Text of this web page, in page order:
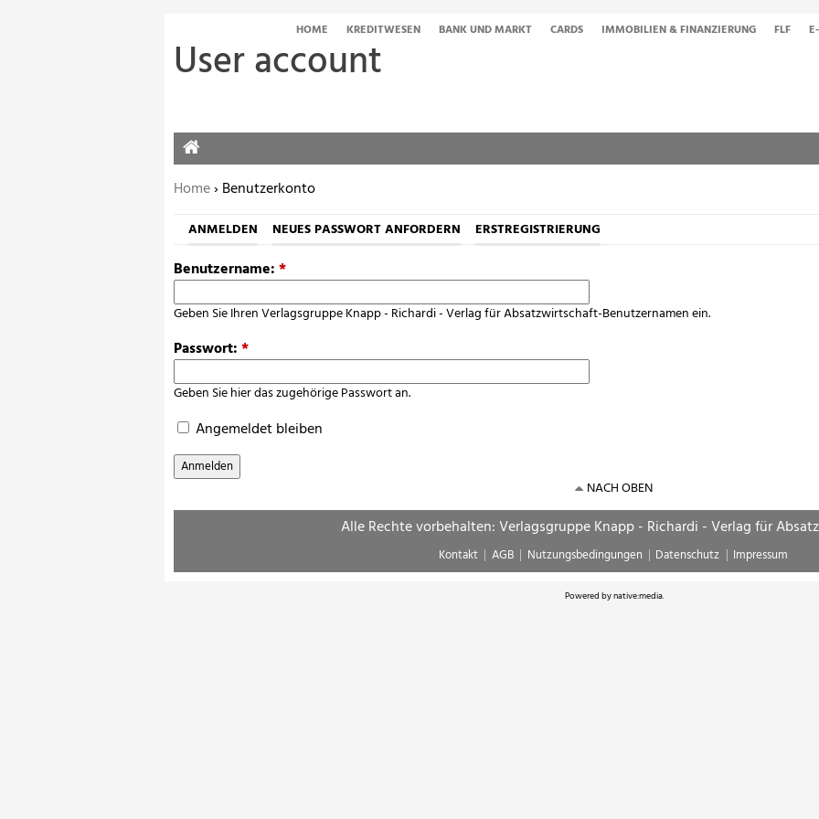
User account
HOME KREDITWESEN BANK UND MARKT CARDS IMMOBILIEN & FINANZIERUNG FLF
Sie befinden sich hier:
Home› Benutzerkonto
ANMELDEN NEUES PASSWORT ANFORDERN ERSTREGISTRIERUNG
Benutzername:*
Geben Sie Ihren Verlagsgruppe Knapp - Richardi - Verlag für Absatzwirtschaft-Benutzernamen ein.
Passwort:*
Geben Sie hier das zugehörige Passwort an.
Angemeldet bleiben
HOME
NACH OBEN
Alle Rechte vorbehalten: Verlagsgruppe Knapp - Richardi - Verlag für
Kontakt AGB Nutzungsbedingungen Datenschutz Impressum
Powered bynative:media.